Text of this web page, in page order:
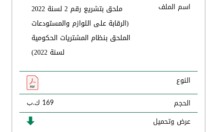
اسم الملف
ملحق بتشريع رقم 2 لسنة 2022
(الرقابة على اللوازم والمستودعات
الملحق بنظام المشتريات الحكومية
لسنة 2022)
النوع
الحجم
169 ك.ب
عرض وتحميل